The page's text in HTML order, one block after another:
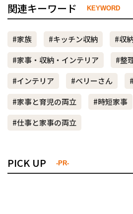
関連キーワード KEYWORD
#家族 #キッチン収納
#収
#家事・収納・インテリア
#整
#インテリア
#ベリーさん
#家事と育児の両立
#時短家事
#仕事と家事の両立
PICK UP -PR-